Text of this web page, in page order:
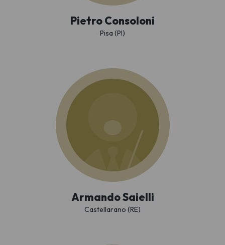
Pietro Consoloni
Pisa (PI)
Armando Saielli
Castellarano (RE)